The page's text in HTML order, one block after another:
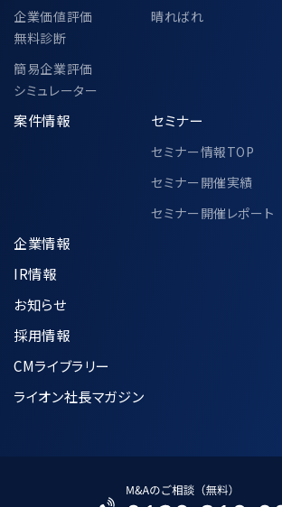
企業価値評価
無料診断
簡易企業評価
シミュレーター
晴ればれ
案件情報 セミナー
セミナー情報TOP
セミナー開催実績
セミナー開催レポート
企業情報
IR情報
お知らせ
採用情報
CMライブラリー
ライオン社長マガジン